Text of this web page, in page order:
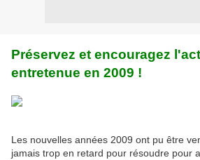
Préservez et encouragez
entretenue en 2009 !
Les nouvelles années 2009 ont pu être
jamais trop en retard pour résoudre pour